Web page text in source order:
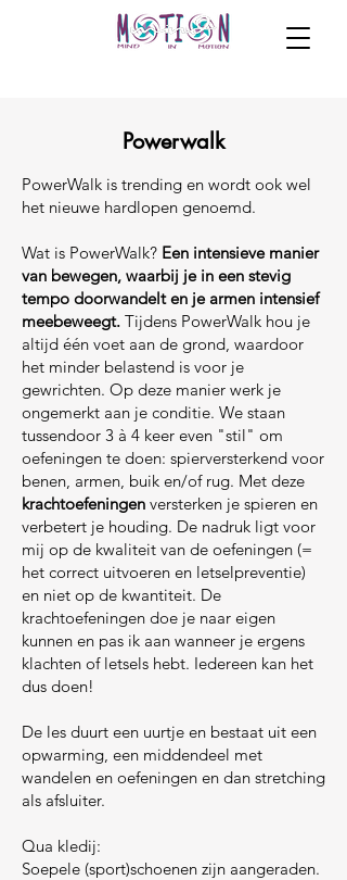
Powerwalk
PowerWalk is trending en wordt ook wel
het nieuwe hardlopen genoemd.
Wat is PowerWalk? Een intensieve manier
van bewegen, waarbij je in een stevig
tempo doorwandelt en je armen intensief
meebeweegt. Tijdens PowerWalk hou je
altijd één voet aan de grond, waardoor
het minder belastend is voor je
gewrichten. Op deze manier werk je
ongemerkt aan je conditie. We staan
tussendoor 3 à 4 keer even "stil" om
oefeningen te doen: spierversterkend voor
benen, armen, buik en/of rug. Met deze
krachtoefeningen versterken je spieren en
verbetert je houding. De nadruk ligt voor
mij op de kwaliteit van de oefeningen (=
het correct uitvoeren en letselpreventie)
en niet op de kwantiteit. De
krachtoefeningen doe je naar eigen
kunnen en pas ik aan wanneer je ergens
klachten of letsels hebt. Iedereen kan het
dus doen!
De les duurt een uurtje en bestaat uit een
opwarming, een middendeel met
wandelen en oefeningen en dan stretching
als afsluiter.
Qua kledij:
Soepele (sport)schoenen zijn aangeraden.